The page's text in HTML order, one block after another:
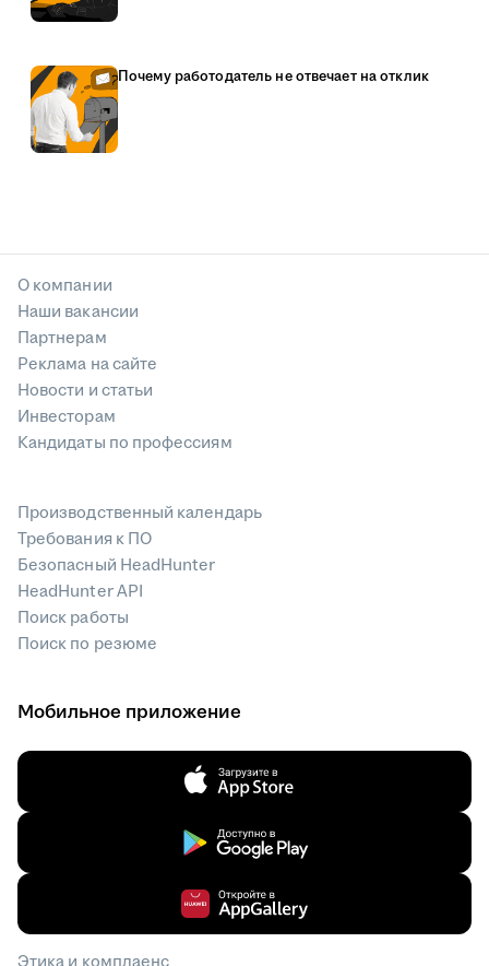
Почему работодатель не отвечает на отклик
О компании
Наши вакансии
Партнерам
Реклама на сайте
Новости и статьи
Инвесторам
Кандидаты по профессиям
Производственный календарь
Требования к ПО
Безопасный HeadHunter
HeadHunter API
Поиск работы
Поиск по резюме
Мобильное приложение